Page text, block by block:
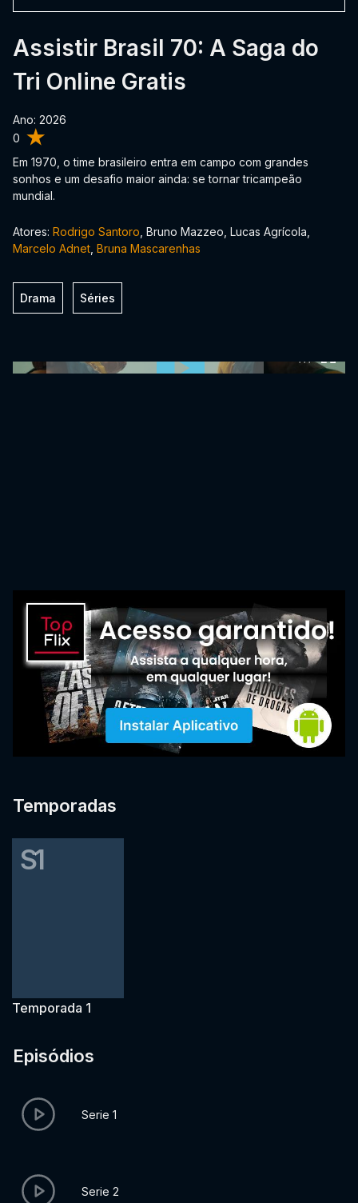
0
Assistir Brasil 70: A Saga do
Tri Online Gratis
Ano: 2026
Em 1970, o time brasileiro entra em campo com grandes
sonhos e um desafio maior ainda: se tornar tricampeão
mundial.
Atores: Rodrigo Santoro , Bruno Mazzeo, Lucas Agrícola,
Marcelo Adnet Bruna Mascarenhas
Drama Séries
Temporadas
S1
Temporada 1
Episódios
Serie 1
Serie 2